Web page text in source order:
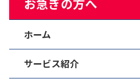
ホーム
サービス紹介